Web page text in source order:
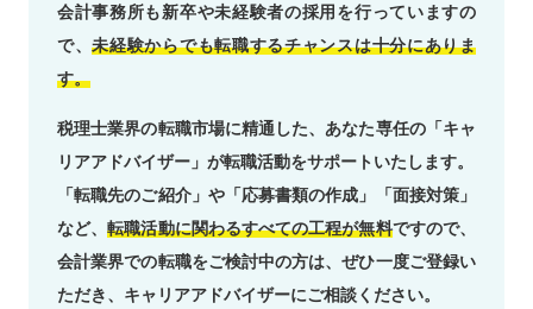
会計事務所も新卒や未経験者の採用を行っていますの
で、未経験からでも転職するチャンスは十分にありま
す。
税理士業界の転職市場に精通した、あなた専任の「キャ
リアアドバイザー」が転職活動をサポートいたします。
「転職先のご紹介」や「応募書類の作成」「面接対策」
など、転職活動に関わるすべての工程が無料ですので、
会計業界での転職をご検討中の方は、ぜひ一度ご登録い
ただき、キャリアアドバイザーにご相談ください。